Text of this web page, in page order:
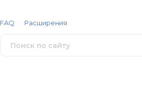
FAQ Расширения